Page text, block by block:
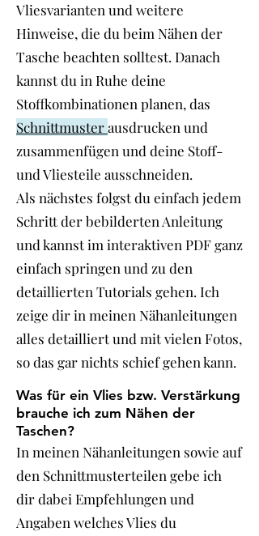
Vliesvarianten und weitere
Hinweise, die du beim Nähen der
Tasche beachten solltest. Danach
kannst du in Ruhe deine
Stoffkombinationen planen, das
Schnittmusterausdrucken und
zusammenfügen und deine Stoff-
und Vliesteile ausschneiden.
Als nächstes folgst du einfach jedem
Schritt der bebilderten Anleitung
und kannst im interaktiven PDF ganz
einfach springen und zu den
detaillierten Tutorials gehen. Ich
zeige dir in meinen Nähanleitungen
alles detailliert und mit vielen Fotos,
so das gar nichts schief gehen kann.
Was für ein Vlies bzw. Verstärkung
brauche ich zum Nähen der
Taschen?
In meinen Nähanleitungen sowie auf
den Schnittmusterteilen gebe ich
dir dabei Empfehlungen und
Angaben welches Vlies du